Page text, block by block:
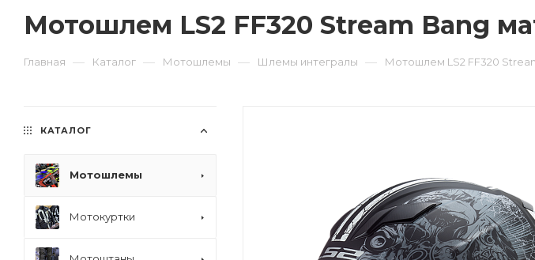
Мотошлем LS2 FF320 Stream Bang
Главная — Каталог — Мотошлемы — Шлемы интегралы — Мотошлем LS2 FF320
КАТАЛОГ
Мотошлемы
Мотокуртки